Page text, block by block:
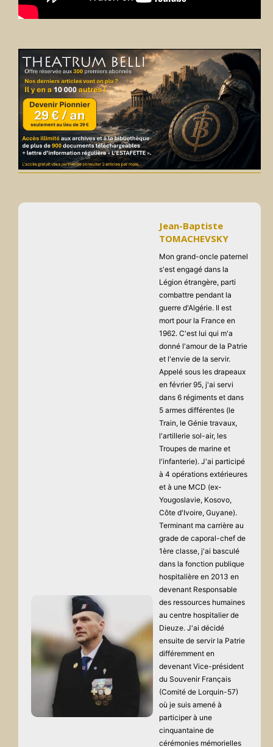
Jean-Baptiste
TOMACHEVSKY
Mon grand-oncle paternel
s'est engagé dans la
Légion étrangère, parti
combattre pendant la
guerre d'Algérie. Il est
mort pour la France en
1962. C'est lui qui m'a
donné l'amour de la Patrie
et l'envie de la servir.
Appelé sous les drapeaux
en février 95, j'ai servi
dans 6 régiments et dans
5 armes différentes (le
Train, le Génie travaux,
l'artillerie sol-air, les
Troupes de marine et
l'infanterie). J'ai participé
à 4 opérations extérieures
et à une MCD (ex-
Yougoslavie, Kosovo,
Côte d'Ivoire, Guyane).
Terminant ma carrière au
grade de caporal-chef de
1ère classe, j'ai basculé
dans la fonction publique
hospitalière en 2013 en
devenant Responsable
des ressources humaines
au centre hospitalier de
Dieuze. J'ai décidé
ensuite de servir la Patrie
différemment en
devenant Vice-président
du Souvenir Français
(Comité de Lorquin-57)
où je suis amené à
participer à une
cinquantaine de
cérémonies mémorielles